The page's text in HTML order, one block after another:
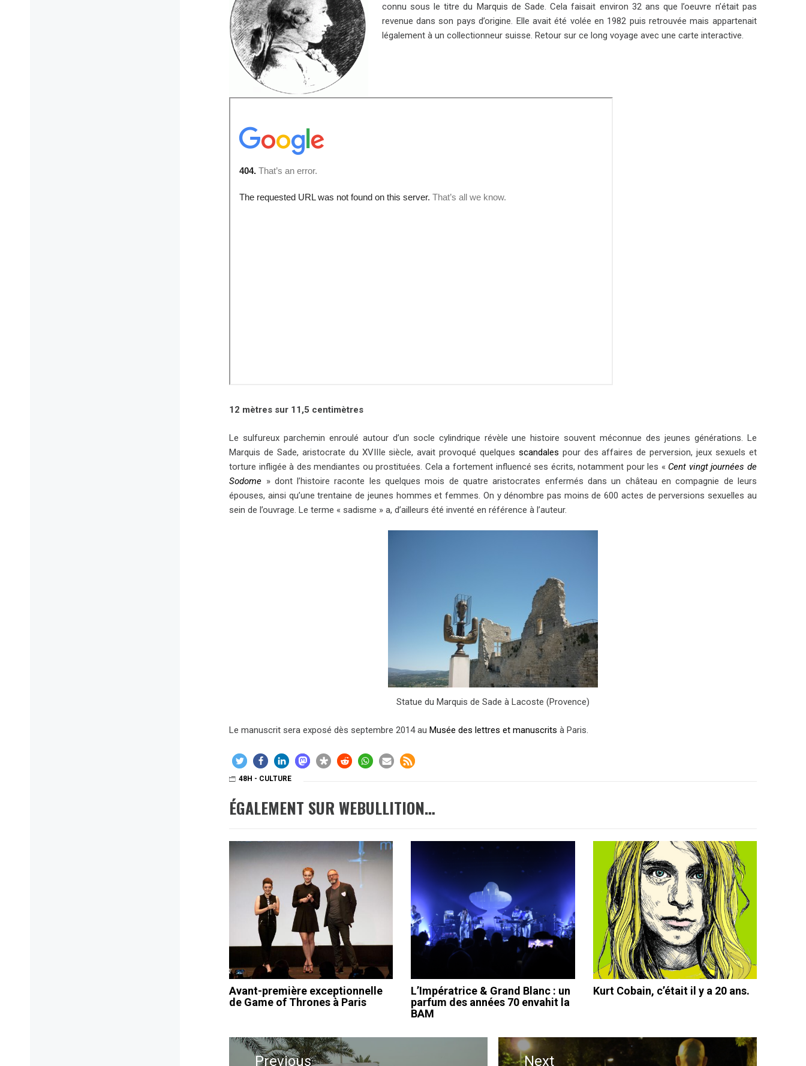
connu sous le titre du Marquis de Sade. Cela faisait environ 32 ans que l’oeuvre n’était pas
revenue dans son pays d’origine. Elle avait été volée en 1982 puis retrouvée mais appartenait
légalement à un collectionneur suisse. Retour sur ce long voyage avec une carte interactive.
12 mètres sur 11,5 centimètres
Le sulfureux parchemin enroulé autour d’un socle cylindrique révèle une histoire souvent méconnue des jeunes générations. Le
Marquis de Sade, aristocrate du XVIIIe siècle, avait provoqué quelques scandales pour des affaires de perversion, jeux sexuels et
torture infligée à des mendiantes ou prostituées. Cela a fortement influencé ses écrits, notamment pour les « Cent vingt journées de
Sodome » dont l’histoire raconte les quelques mois de quatre aristocrates enfermés dans un château en compagnie de leurs
épouses, ainsi qu’une trentaine de jeunes hommes et femmes. On y dénombre pas moins de 600 actes de perversions sexuelles au
sein de l’ouvrage. Le terme « sadisme » a, d’ailleurs été inventé en référence à l’auteur.
Statue du Marquis de Sade à Lacoste (Provence)
Le manuscrit sera exposé dès septembre 2014 auMusée des lettres et manuscrits à Paris.
48H - CULTURE
ÉGALEMENT SUR WEBULLITION…
Avant-première exceptionnelle
de Game of Thrones à Paris
L’Impératrice & Grand Blanc : un
parfum des années 70 envahit la
BAM
Kurt Cobain, c’était il y a 20 ans.
Navigation
Previous Next